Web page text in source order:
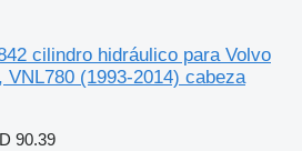
cilindro hidráulico para Volvo
VNL780 (1993-2014) cabeza
90.39